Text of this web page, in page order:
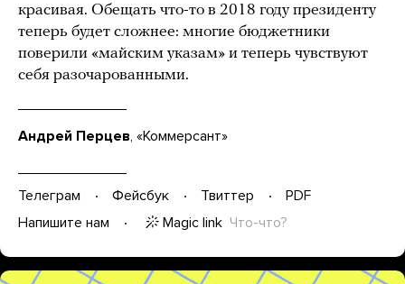
красивая. Обещать что-то в 2018 году президенту
теперь будет сложнее: многие бюджетники
поверили «майским указам» и теперь чувствуют
себя разочарованными.
Андрей Перцев, «Коммерсант»
Телеграм Фейсбук Твиттер
PDF
Напишите нам
Magic link Что-что?